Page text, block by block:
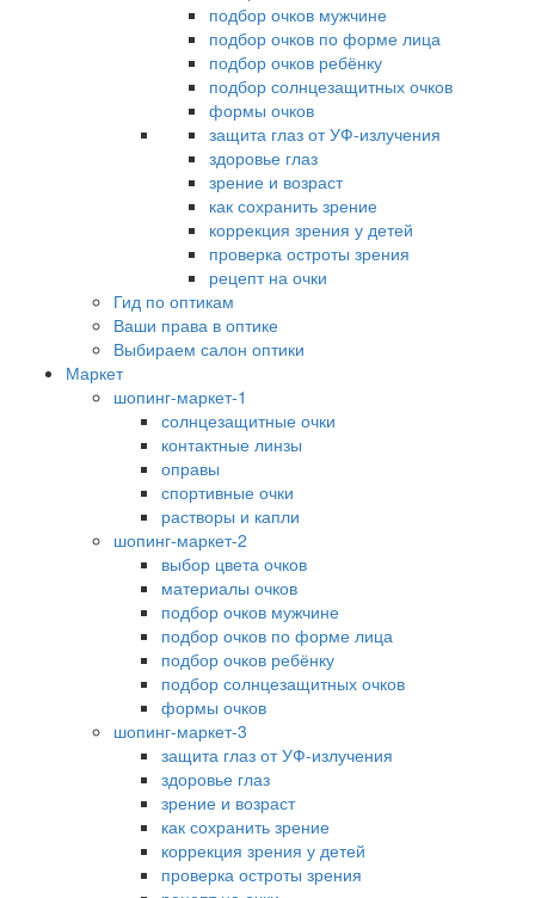
подбор очков мужчине
подбор очков по форме лица
подбор очков ребёнку
подбор солнцезащитных очков
формы очков
защита глаз от УФ-излучения
здоровье глаз
зрение и возраст
как сохранить зрение
коррекция зрения у детей
проверка остроты зрения
рецепт на очки
Гид по оптикам
Ваши права в оптике
Выбираем салон оптики
Маркет
шопинг-маркет-1
солнцезащитные очки
контактные линзы
оправы
спортивные очки
растворы и капли
шопинг-маркет-2
выбор цвета очков
материалы очков
подбор очков мужчине
подбор очков по форме лица
подбор очков ребёнку
подбор солнцезащитных очков
формы очков
шопинг-маркет-3
защита глаз от УФ-излучения
здоровье глаз
зрение и возраст
как сохранить зрение
коррекция зрения у детей
проверка остроты зрения